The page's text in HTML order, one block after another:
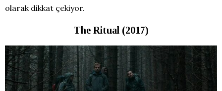
olarak dikkat çekiyor.
The Ritual (2017)